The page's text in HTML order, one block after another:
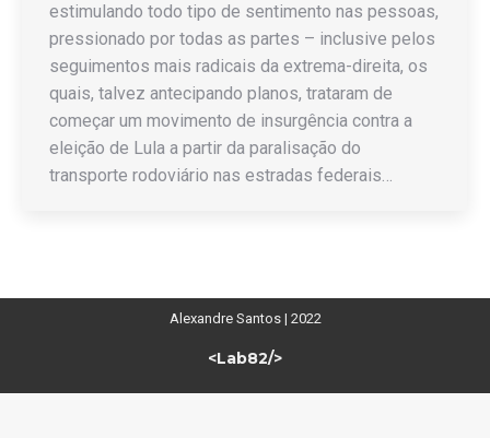
estimulando todo tipo de sentimento nas pessoas,
pressionado por todas as partes – inclusive pelos
seguimentos mais radicais da extrema-direita, os
quais, talvez antecipando planos, trataram de
começar um movimento de insurgência contra a
eleição de Lula a partir da paralisação do
transporte rodoviário nas estradas federais…
Alexandre Santos | 2022
<Lab82/>